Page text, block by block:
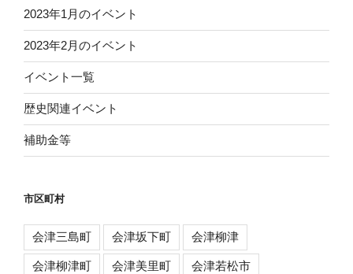
2023年1月のイベント
2023年2月のイベント
イベント一覧
歴史関連イベント
補助金等
市区町村
会津三島町 会津坂下町 会津柳津
会津柳津町 会津美里町 会津若松市